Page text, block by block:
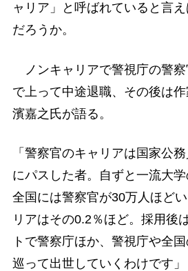
ャリア」と呼ばれていると言
だろうか。
ノンキャリアで警視庁の警察
で上って中途退職、その後は
濱嘉之氏が語る。
「警察官のキャリアは国家公
にパスした者。自ずと一流大学
全国には警察官が30万人ほど
リアはその0.2％ほど。採用後
トで警察庁ほか、警視庁や全
巡って出世していくわけです」